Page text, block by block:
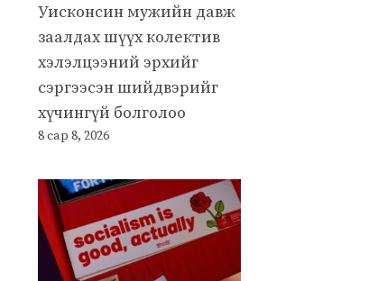
Уисконсин мужийн давж
заалдах шүүх колектив
хэлэлцээний эрхийг
сэргээсэн шийдвэрийг
хүчингүй болголоо
8 сар 8, 2026